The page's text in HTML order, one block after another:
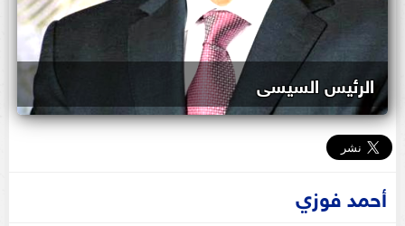
الرئيس السيسى
أحمد فوزي